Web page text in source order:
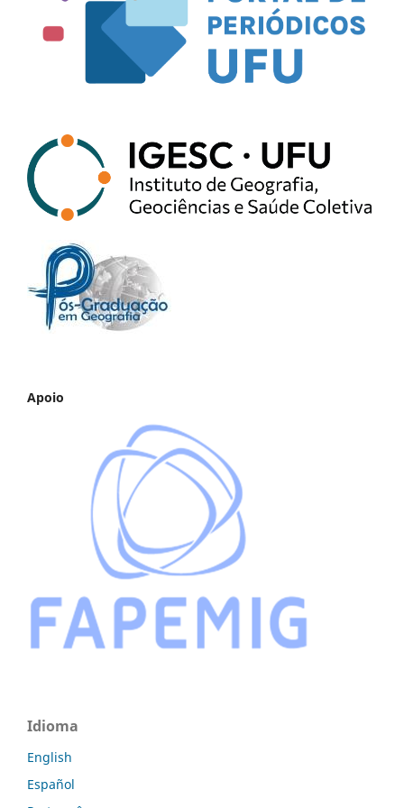
Apoio
Idioma
English
Español